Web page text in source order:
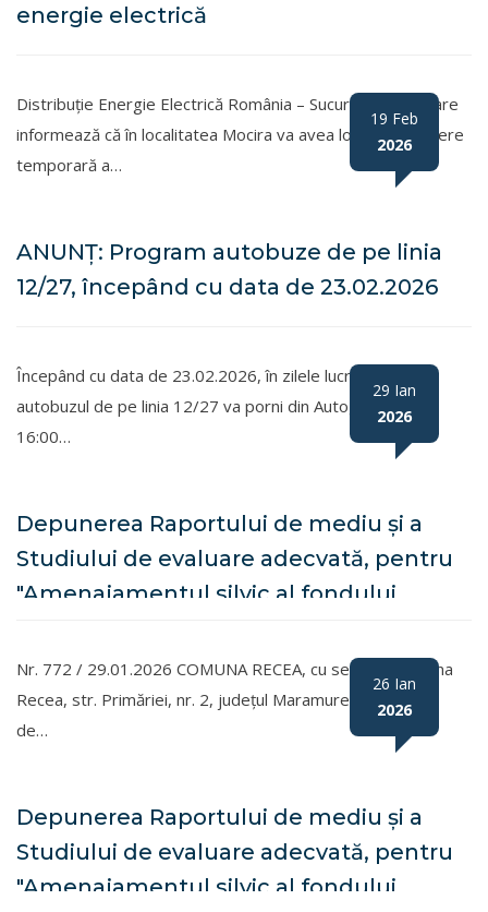
energie electrică
Distribuție Energie Electrică România – Sucursala Baia Mare
informează că în localitatea Mocira va avea loc o întrerupere
temporară a…
ANUNȚ: Program autobuze de pe linia
12/27, începând cu data de 23.02.2026
19 Feb
2026
Începând cu data de 23.02.2026, în zilele lucrătoare,
autobuzul de pe linia 12/27 va porni din Autogară la ora
16:00…
Depunerea Raportului de mediu și a
Studiului de evaluare adecvată, pentru
"Amenajamentul silvic al fondului
Comunei Recea și proprietate privată
aparținând persoanelor fizice asociate,
U.P. I Recea”
29 Ian
2026
Nr. 772 / 29.01.2026 COMUNA RECEA, cu sediul în comuna
Recea, str. Primăriei, nr. 2, județul Maramureș, în calitate
de…
Depunerea Raportului de mediu și a
Studiului de evaluare adecvată, pentru
"Amenajamentul silvic al fondului
26 Ian
2026